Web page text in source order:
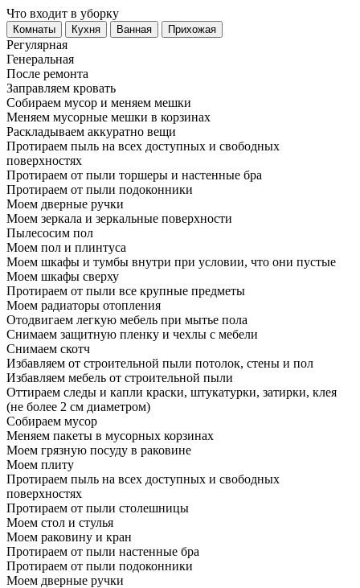
Что входит в уборку
Регу­лярная
Гене­ральная
После ремонта
Заправляем кровать
Собираем мусор и меняем мешки
Меняем мусорные мешки в корзинах
Раскладываем аккуратно вещи
Протираем пыль на всех доступных и свободных
поверхностях
Протираем от пыли торшеры и настенные бра
Протираем от пыли подоконники
Моем дверные ручки
Моем зеркала и зеркальные поверхности
Пылесосим пол
Моем пол и плинтуса
Моем шкафы и тумбы внутри при условии, что они пустые
Моем шкафы сверху
Протираем от пыли все крупные предметы
Моем радиаторы отопления
Отодвигаем легкую мебель при мытье пола
Снимаем защитную пленку и чехлы с мебели
Снимаем скотч
Избавляем от строительной пыли потолок, стены и пол
Избавляем мебель от строительной пыли
Оттираем следы и капли краски, штукатурки, затирки, клея
(не более 2 см диаметром)
Собираем мусор
Меняем пакеты в мусорных корзинах
Моем грязную посуду в раковине
Моем плиту
Протираем пыль на всех доступных и свободных
поверхностях
Протираем от пыли столешницы
Моем стол и стулья
Моем раковину и кран
Протираем от пыли настенные бра
Протираем от пыли подоконники
Моем дверные ручки